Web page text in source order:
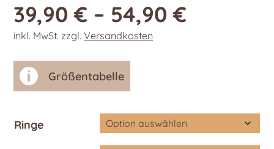
39,90€ – 54,90€
inkl. MwSt. zzgl.Versandkosten
 Größentabelle
Ringe